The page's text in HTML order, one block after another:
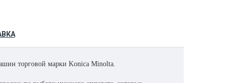
торговой марки Konica Minolta.